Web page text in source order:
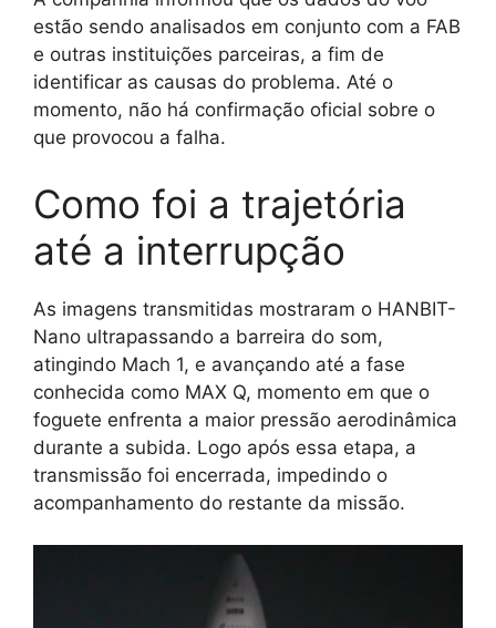
estão sendo analisados em conjunto com a FAB
e outras instituições parceiras, a fim de
identificar as causas do problema. Até o
momento, não há confirmação oficial sobre o
que provocou a falha.
Como foi a trajetória
até a interrupção
As imagens transmitidas mostraram o HANBIT-
Nano ultrapassando a barreira do som,
atingindo Mach 1, e avançando até a fase
conhecida como MAX Q, momento em que o
foguete enfrenta a maior pressão aerodinâmica
durante a subida. Logo após essa etapa, a
transmissão foi encerrada, impedindo o
acompanhamento do restante da missão.